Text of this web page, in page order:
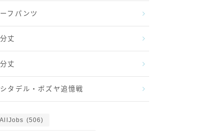
フパンツ
丈
丈
タデル・ボズヤ追憶戦
AllJobs (506)